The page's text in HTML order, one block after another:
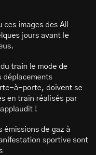
images des All
jours avant le
train le mode de
déplacements
à-porte, doivent se
en train réalisés par
!
émissions de gaz à
sportive sont